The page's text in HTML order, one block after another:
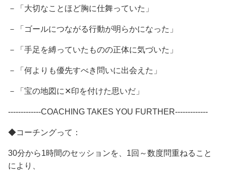
－「大切なことほど胸に仕舞っていた」
－「ゴールにつながる行動が明らかになった」
－「手足を縛っていたものの正体に気づいた」
－「何よりも優先すべき問いに出会えた」
－「宝の地図に✕印を付けた思いだ」
-------------COACHING TAKES YOU FURTHER-------------
◆コーチングって：
30分から1時間のセッションを、1回～数度問重ねること
により、